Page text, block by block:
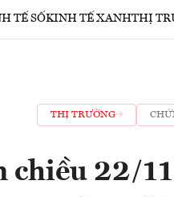
TẾ SỐKINH TẾ XANHTHỊ
THỊ TRƯỜNG
chiều 22/